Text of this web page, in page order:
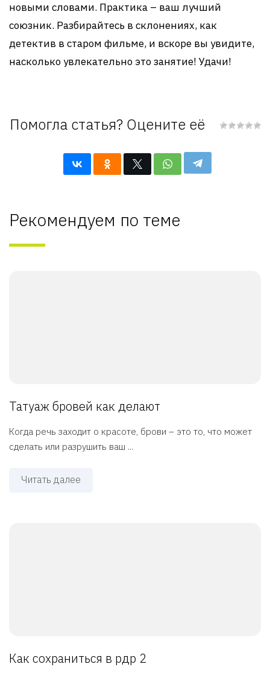
новыми словами. Практика – ваш лучший
союзник. Разбирайтесь в склонениях, как
детектив в старом фильме, и вскоре вы увидите,
насколько увлекательно это занятие! Удачи!
Помогла статья? Оцените её
Рекомендуем по теме
Татуаж бровей как делают
Когда речь заходит о красоте, брови – это то, что может
сделать или разрушить ваш ...
Читать далее
Как сохраниться в рдр 2